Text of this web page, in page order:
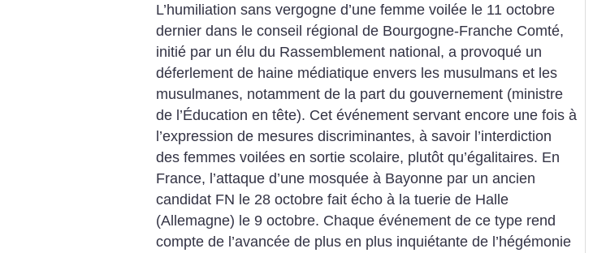
L’humiliation sans vergogne d’une femme voilée le 11 octobre
dernier dans le conseil régional de Bourgogne-Franche Comté,
initié par un élu du Rassemblement national, a provoqué un
déferlement de haine médiatique envers les musulmans et les
musulmanes, notamment de la part du gouvernement (ministre
de l’Éducation en tête). Cet événement servant encore une fois à
l’expression de mesures discriminantes, à savoir l’interdiction
des femmes voilées en sortie scolaire, plutôt qu’égalitaires. En
France, l’attaque d’une mosquée à Bayonne par un ancien
candidat FN le 28 octobre fait écho à la tuerie de Halle
(Allemagne) le 9 octobre. Chaque événement de ce type rend
compte de l’avancée de plus en plus inquiétante de l’hégémonie